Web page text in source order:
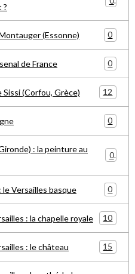
?
(Essonne) 0
de France 0
(Corfou, Grèce) 12
0
: la peinture au
0
le Versailles basque 0
: la chapelle royale 10
: le château 15